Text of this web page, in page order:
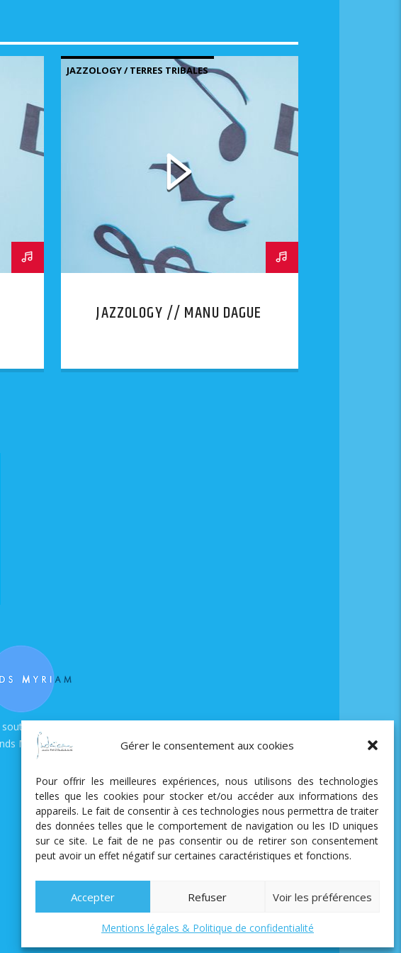
Gérer le consentement aux cookies
Pour offrir les meilleures expériences, nous utilisons des technologies
telles que les cookies pour stocker et/ou accéder aux informations des
appareils. Le fait de consentir à ces technologies nous permettra de traiter
des données telles que le comportement de navigation ou les ID uniques
sur ce site. Le fait de ne pas consentir ou de retirer son consentement
peut avoir un effet négatif sur certaines caractéristiques et fonctions.
Accepter Refuser Voir les préférences
Mentions légales & Politique de confidentialité
JAZZOLOGY / TERRES TRIBALES
JAZZOLOGY // MANU DAGUE
soutenue par le
Myriam